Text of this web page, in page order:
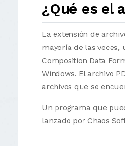
¿Qué es el
La extensión de
mayoría de las veces,
Composition Data
Windows. El archivo
archivos que se
Un programa que
lanzado por Chaos